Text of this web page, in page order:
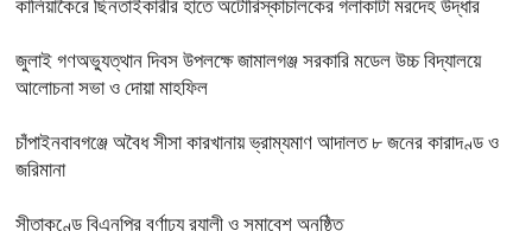
কালিয়াকৈরে ছিনতাইকারীর হাতে অটোরিস্কাচালকের গলাকাটা মরদেহ উদ্ধার
জুলাই গণঅভ্যুত্থান দিবস উপলক্ষে জামালগঞ্জ সরকারি মডেল উচ্চ বিদ্যালয়ে
আলোচনা সভা ও দোয়া মাহফিল
চাঁপাইনবাবগঞ্জে অবৈধ সীসা কারখানায় ভ্রাম্যমাণ আদালত ৮ জনের কারাদণ্ড ও
জরিমানা
সীতাকুণ্ডে বিএনপির বর্ণাঢ্য র‍্যালী ও সমাবেশ অনুষ্ঠিত